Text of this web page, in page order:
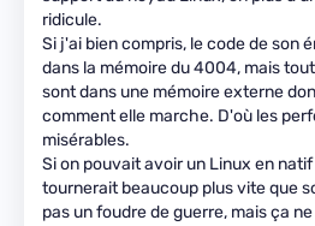
ridicule.
Si j'ai bien compris, le code de son
dans la mémoire du 4004, mais
sont dans une mémoire externe
comment elle marche. D'où les
misérables.
Si on pouvait avoir un Linux en
tournerait beaucoup plus vite que
pas un foudre de guerre, mais ça